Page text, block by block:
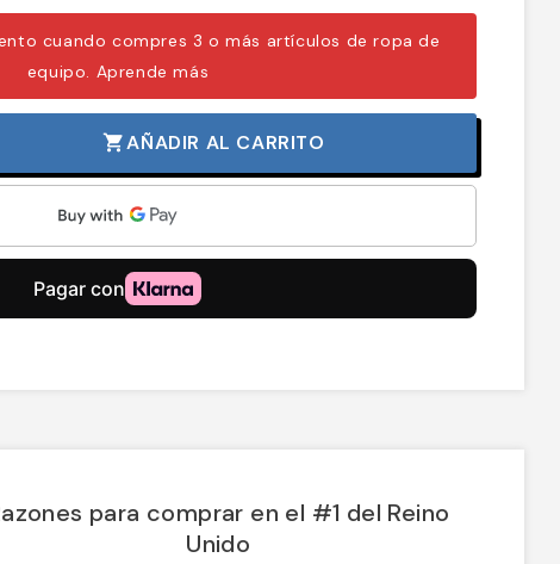
cuando compres 3 o más artículos de ropa de
equipo. Aprende más
shopping_cartAÑADIR AL CARRITO
para comprar en el #1 del Reino
Unido